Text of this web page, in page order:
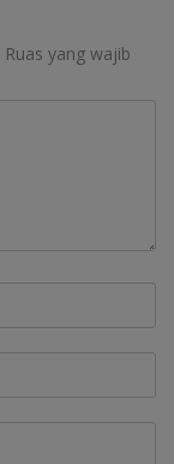
Ruas yang wajib